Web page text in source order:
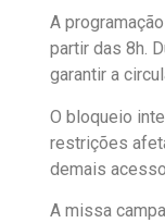
A
partir das 8h.
garantir a
O bloqueio
restrições
demais
A missa